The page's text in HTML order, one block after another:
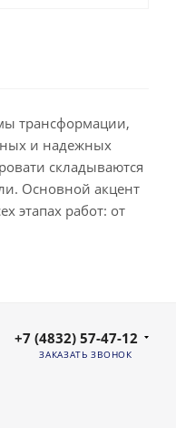
трансформации,
и надежных
складываются
Основной акцент
этапах работ: от
+7 (4832) 57-47-12
ЗАКАЗАТЬ ЗВОНОК